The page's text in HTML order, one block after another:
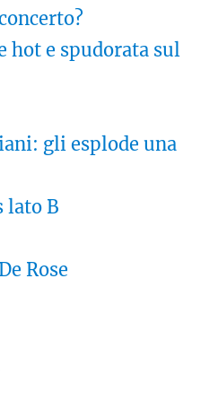
hot e spudorata sul
gli esplode una
lato B
Rose